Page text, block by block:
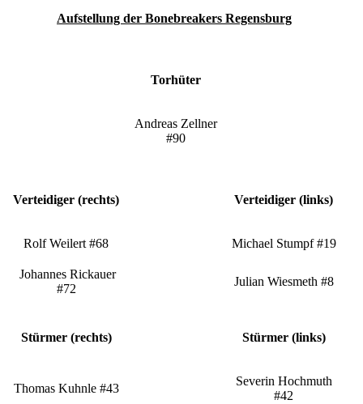
Aufstellung der Bonebreakers Regensburg
Torhüter
Andreas Zellner
#90
Verteidiger (rechts) Verteidiger (links)
Rolf Weilert #68 Michael Stumpf #19
Johannes Rickauer
#72
Julian Wiesmeth #8
Stürmer (rechts) Stürmer (links)
Thomas Kuhnle #43
Severin Hochmuth
#42